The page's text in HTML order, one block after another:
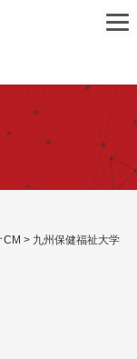
CM > 九州保健福祉大学